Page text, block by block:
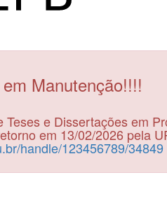
Manutenção!!!!
e Dissertações em
em 13/02/2026 pela
handle/123456789/34849